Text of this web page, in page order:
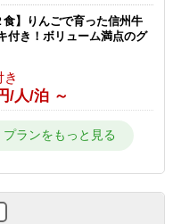
食】りんごで育った信州牛
付き！ボリューム満点のグ
き
/人/泊 ～
食】早くからアクティブに
にオススメの夕食付きプラ
/泊 ～